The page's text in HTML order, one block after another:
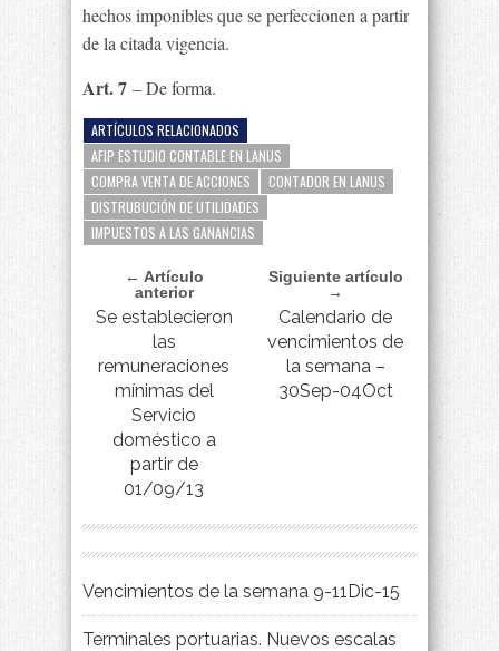
hechos imponibles que se perfeccionen a partir
de la citada vigencia.
Art. 7 – De forma.
ARTÍCULOS RELACIONADOS
AFIP ESTUDIO CONTABLE EN LANUS
COMPRA VENTA DE ACCIONES
CONTADOR EN LANUS
DISTRUBUCIÓN DE UTILIDADES
IMPUESTOS A LAS GANANCIAS
← Artículo
anterior
Se establecieron
las
remuneraciones
mínimas del
Servicio
doméstico a
partir de
01/09/13
Siguiente artículo
→
Calendario de
vencimientos de
la semana –
30Sep-04Oct
Vencimientos de la semana 9-11Dic-15
Terminales portuarias. Nuevos escalas